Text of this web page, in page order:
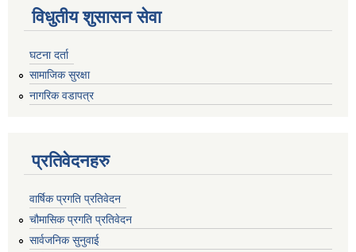
विधुतीय शुसासन सेवा
घटना दर्ता
सामाजिक सुरक्षा
नागरिक वडापत्र
प्रतिवेदनहरु
वार्षिक प्रगति प्रतिवेदन
चौमासिक प्रगति प्रतिवेदन
सार्वजनिक सुनुवाई